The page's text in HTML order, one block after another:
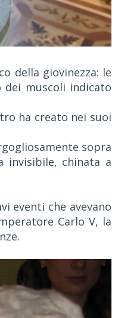
della giovinezza: le
dei muscoli indicato
ha creato nei suoi
sopra
invisibile, chinata a
eventi che avevano
Carlo V, la